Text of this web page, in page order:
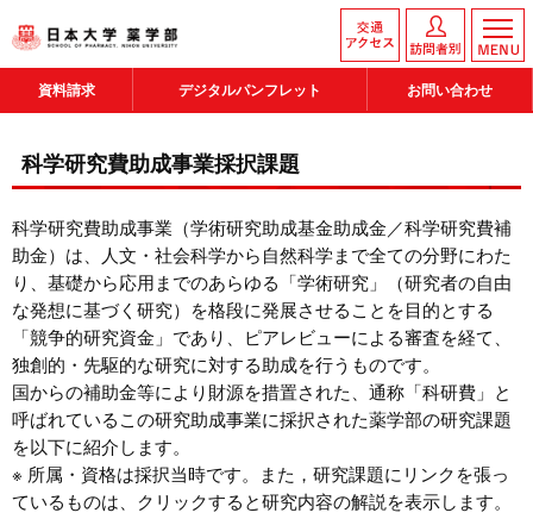
資料請求 デジタルパンフレット お問い合わせ
科学研究費助成事業採択課題
科学研究費助成事業（学術研究助成基金助成金／科学研究費補
助金）は、人文・社会科学から自然科学まで全ての分野にわた
り、基礎から応用までのあらゆる「学術研究」（研究者の自由
な発想に基づく研究）を格段に発展させることを目的とする
「競争的研究資金」であり、ピアレビューによる審査を経て、
独創的・先駆的な研究に対する助成を行うものです。
国からの補助金等により財源を措置された、通称「科研費」と
呼ばれているこの研究助成事業に採択された薬学部の研究課題
を以下に紹介します。
※ 所属・資格は採択当時です。また，研究課題にリンクを張っ
ているものは、クリックすると研究内容の解説を表示します。